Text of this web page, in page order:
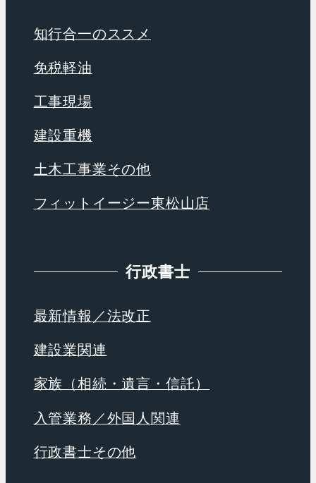
知行合一のススメ
免税軽油
工事現場
建設重機
土木工事業その他
フィットイージー東松山店
行政書士
最新情報／法改正
建設業関連
家族（相続・遺言・信託）
入管業務／外国人関連
行政書士その他